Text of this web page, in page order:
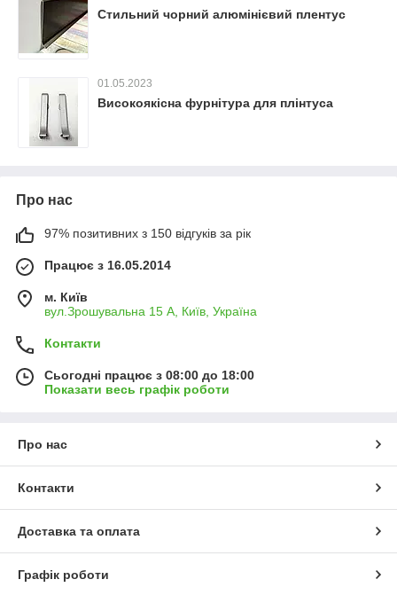
Стильний чорний алюмінієвий плентус
01.05.2023
Високоякісна фурнітура для плінтуса
Про нас
97% позитивних з 150 відгуків за рік
Працює з 16.05.2014
м. Київ
вул.Зрошувальна 15 А, Київ, Україна
Контакти
Сьогодні працює з 08:00 до 18:00
Показати весь графік роботи
Про нас
Контакти
Доставка та оплата
Графік роботи